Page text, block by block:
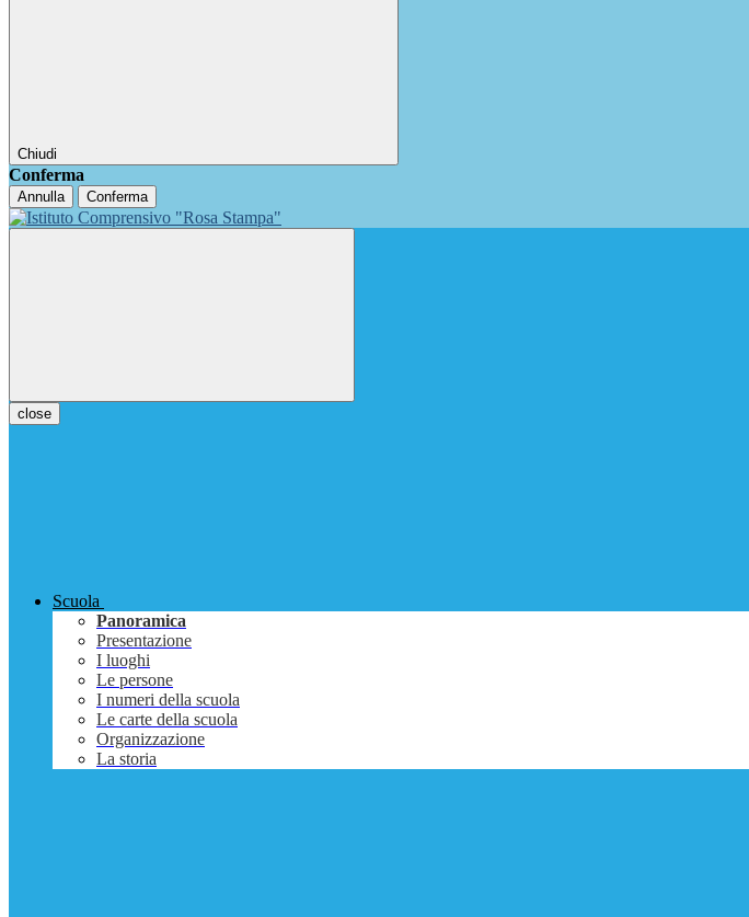
Chiudi
Conferma
Annulla Conferma
close
Scuola
Panoramica
Presentazione
I luoghi
Le persone
I numeri della scuola
Le carte della scuola
Organizzazione
La storia